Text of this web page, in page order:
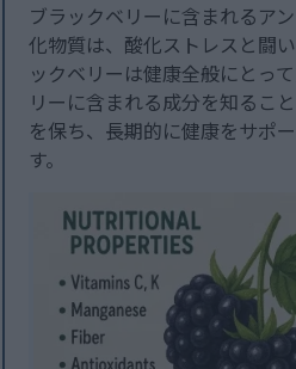
ブラックベリーに含まれるア
化物質は、酸化ストレスと闘
ックベリーは健康全般にとっ
リーに含まれる成分を知るこ
を保ち、長期的に健康をサポ
す。